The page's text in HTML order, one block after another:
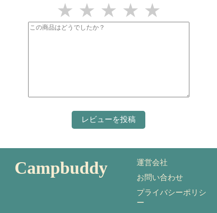
★
★
★
★
★
Campbuddy
運営会社
お問い合わせ
プライバシーポリシ
ー